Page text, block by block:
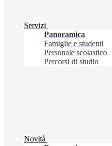
Servizi
Panoramica
Famiglie e studenti
Personale scolastico
Percorsi di studio
Novità